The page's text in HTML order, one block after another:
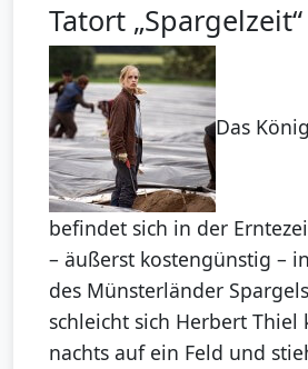
Tatort „Spargelzeit“
Das
befindet sich in der
– äußerst kostengünstig –
des Münsterländer
schleicht sich Herbert Thiel
nachts auf ein Feld und